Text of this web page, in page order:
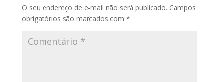
O seu endereço de e-mail não será publicado. Campos
obrigatórios são marcados com *